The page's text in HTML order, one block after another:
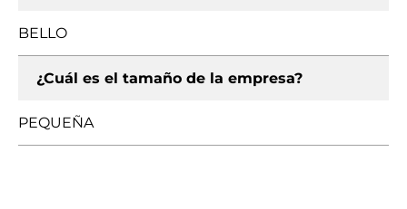
BELLO
¿Cuál es el tamaño de la empresa?
PEQUEÑA